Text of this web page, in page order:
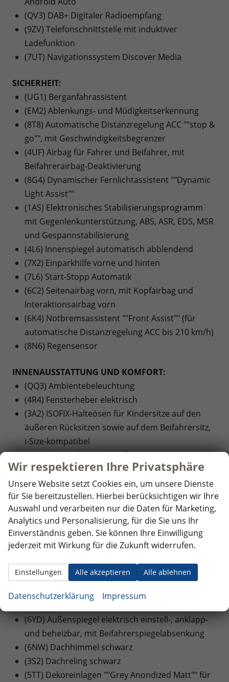
(QV3) DAB+ Digitaler Radioempfang
(9ZV) Telefonschnittstelle mit induktiver
Ladefunktion
(7UT) Navigationssystem Discover Media
SICHERHEIT:
(UG1) Berganfahrassistent
(EM2) Ablenkungs- und Müdigkeitserkennung
(8T8) Automatische Distanzregelung ACC ""stop &
go"", mit Geschwindigkeitsbegrenzer
(4UF) Airbag für Fahrer und Beifahrer, mit
Beifahrerairbag-Deaktivierung
(8G4) Dynamischer Fernlichtassistent ""Dynamic
Light Assist""
(1AS) Elektronisches Stabilisierungsprogramm
mit Gegenlenkunterstützung, ABS, ASR, EDS, MSR
und Gespannstabilisierung
(4L6) Innenspiegel automatisch abblendend
(7X2) Einparkhilfe vorne und hinten
(7L6) Start-Stopp Automatik
(6C2) Seitenairbag vorn, mit Kopfairbag und
Interaktionsairbag vorn
(6K4) Notbremsassistent ""Front Assist"" (für
automatische Distanzregelung ACC bis 210 km/h)
(8N6) Regensensor
INNENAUSSTATTUNG UND KOMFORT:
(QQ3) Ambientebeleuchtung
(4R4) Fensterheber elektrisch
(3A2) ISOFIX-Halteösen für Kindersitze auf den
äußeren Rücksitzen sowie auf dem Beifahrersitz,
i-Size-kompatibel
(4I3) Schlüsselloses Schließ- und Startsystem
""Keyless Access"" ohne SAFE-Verriegelung
(N3K) Sitzmittelbahnen der Vordersitze und der
äußeren Rücksitzplätze in Stoff ""R-Line""
(3L3) Vordersitze mit Höheneinstellung
(7P4) Lendenwirbelstützen vorn
(6E3) Mittelarmlehne vorne
(2FE) Multifunktionslenkrad in Leder, mit
Schaltwippen
EXTRAS:
(6YD) Außenspiegel elektrisch einstell-, anklapp-
und beheizbar, mit Beifahrerspiegelabsenkung
(6NW) Dachhimmel schwarz
(3S2) Dachreling schwarz
(5TT) Dekoreinlagen ""Grey Anondized Matt"" für
Wir respektieren Ihre Privatsphäre
Unsere Website setzt Cookies ein, um unsere Dienste
für Sie bereitzustellen. Hierbei berücksichtigen wir Ihre
Auswahl und verarbeiten nur die Daten für Marketing,
Analytics und Personalisierung, für die Sie uns Ihr
Einverständnis geben. Sie können Ihre Einwilligung
jederzeit mit Wirkung für die Zukunft widerrufen.
Alle akzeptieren Alle ablehnen
Einstellungen
Datenschutzerklärung Impressum